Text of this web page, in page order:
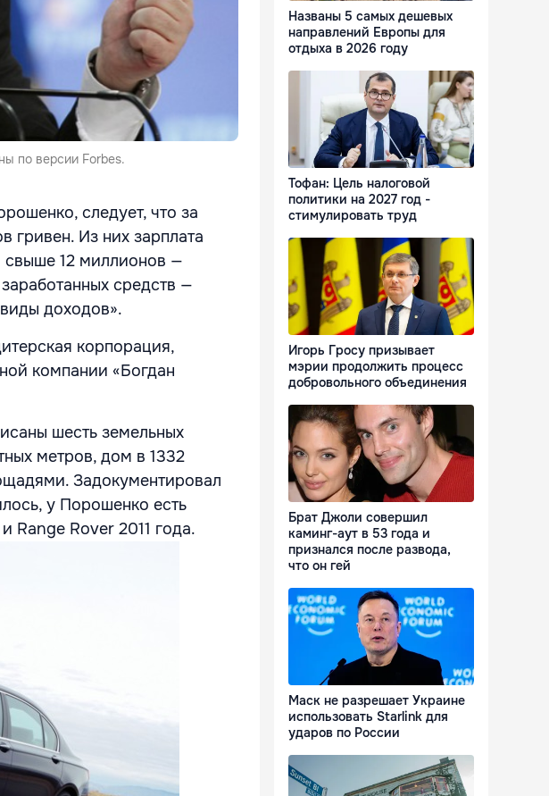
по версии Forbes.
следует, что за
гривен. Из них зарплата
свыше 12 миллионов —
средств —
доходов».
корпорация,
компании «Богдан
шесть земельных
метров, дом в 1332
Задокументировал
у Порошенко есть
Range Rover 2011 года.
Названы 5 самых дешевых
направлений Европы для
отдыха в 2026 году
Тофан: Цель налоговой
политики на 2027 год -
стимулировать труд
Игорь Гросу призывает
мэрии продолжить процесс
добровольного объединения
Брат Джоли совершил
каминг-аут в 53 года и
признался после развода,
что он гей
Маск не разрешает Украине
использовать Starlink для
ударов по России